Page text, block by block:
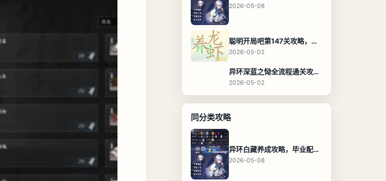
2026-05-08
聪明开局吧第147关攻略，养龙虾找出27个常用字通关答案
2026-05-02
异环深蓝之恸全流程通关攻略，教程与隐藏奖励
2026-05-02
同分类攻略
异环白藏养成攻略，毕业配装、技能加点与阵容搭配保姆级解析
2026-05-08